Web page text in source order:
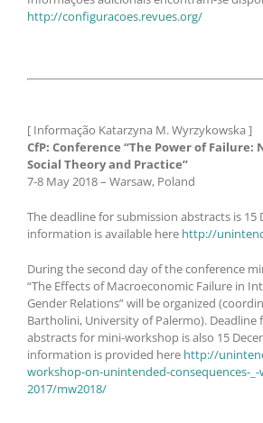
http://configuracoes.revues.org/
[ Informação Katarzyna M. Wyrzykowska ]
CfP: Conference “The Power of Failure:
Social Theory and Practice”
7-8 May 2018 – Warsaw, Poland
The deadline for submission abstracts is 15
information is available here http://
During the second day of the conference
“The Effects of Macroeconomic Failure in
Gender Relations” will be organized
Bartholini, University of Palermo). Deadline
abstracts for mini-workshop is also 15
information is provided here http://
workshop-on-unintended-consequences-_-
2017/mw2018/